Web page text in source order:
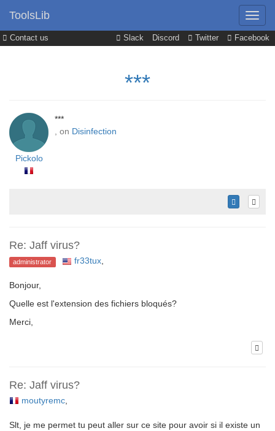
Contact us Slack Discord Twitter Facebook
ToolsLib
***
Pickolo
***
, on Disinfection
Re: Jaff virus?
administrator fr33tux,
Bonjour,
Quelle est l'extension des fichiers bloqués?
Merci,
Re: Jaff virus?
moutyremc
Slt, je me permet tu peut aller sur ce site pour avoir si il existe un